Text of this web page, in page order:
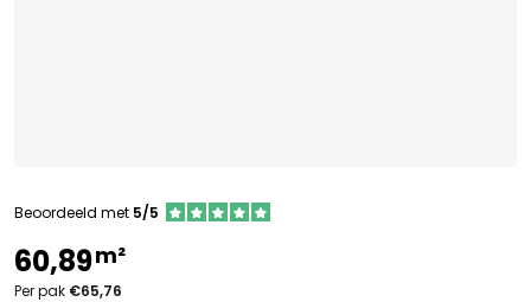
Beoordeeld met 5/5
60,89m²
Per pak €65,76